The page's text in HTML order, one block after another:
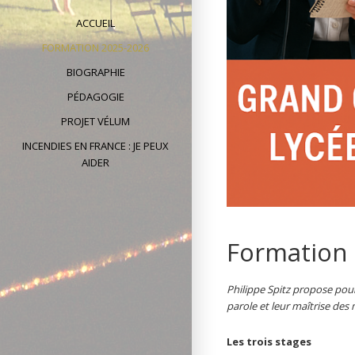
ACCUEIL
FORMATION 2025-2026
BIOGRAPHIE
PÉDAGOGIE
PROJET VÉLUM
INCENDIES EN FRANCE : JE PEUX
AIDER
Formation
Philippe Spitz propose
parole et leur maîtrise des
Les trois stages